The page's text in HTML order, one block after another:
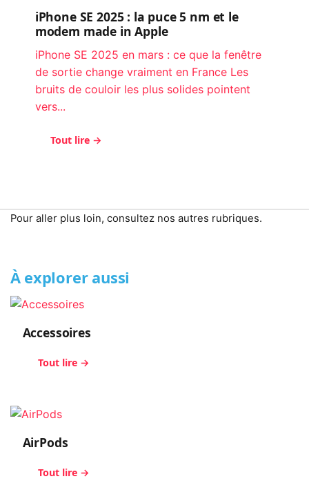
iPhone SE 2025 : la puce 5 nm et le
modem made in Apple
iPhone SE 2025 en mars : ce que la fenêtre
de sortie change vraiment en France Les
bruits de couloir les plus solides pointent
vers...
Tout lire →
Pour aller plus loin, consultez nos autres rubriques.
À explorer aussi
Accessoires
Tout lire →
AirPods
Tout lire →